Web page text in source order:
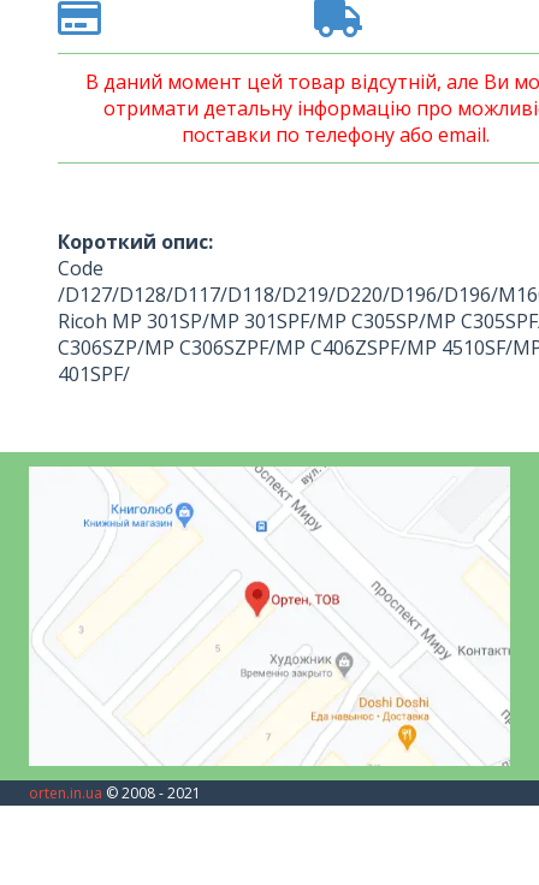
В даний момент цей товар відсутній, але Ви
отримати детальну інформацію про
поставки по телефону або email.
Короткий опис:
Code
/D127/D128/D117/D118/D219/D220/D196/D196/
Ricoh MP 301SP/MP 301SPF/MP C305SP/MP
C306SZP/MP C306SZPF/MP C406ZSPF/MP 4510SF/
401SPF/
orten.in.ua © 2008 - 2021